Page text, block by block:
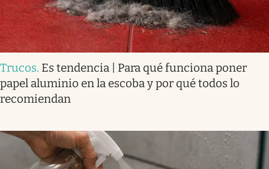
Trucos. Es tendencia | Para qué funciona poner
papel aluminio en la escoba y por qué todos lo
recomiendan